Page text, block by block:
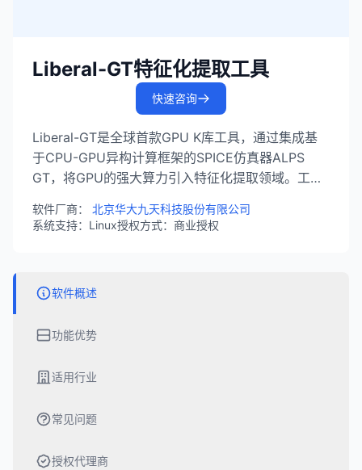
Liberal-GT特征化提取工具
快速咨询
Liberal-GT是全球首款GPU K库工具，通过集成基
于CPU-GPU异构计算框架的SPICE仿真器ALPS
GT，将GPU的强大算力引入特征化提取领域。工具
工艺高性能芯片赢得先机。
软件厂商： 北京华大九天科技股份有限公司
系统支持：Linux授权方式：商业授权
软件概述
功能优势
适用行业
常见问题
授权代理商